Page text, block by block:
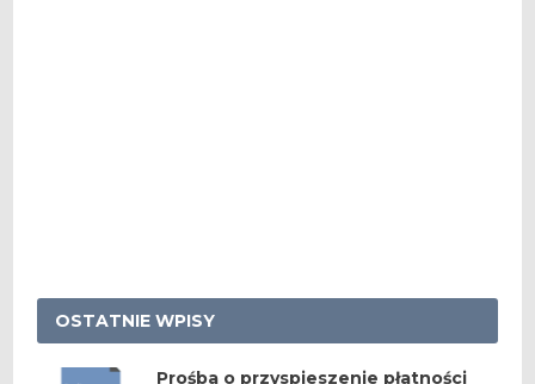
OSTATNIE WPISY
Prośba o przyspieszenie płatności